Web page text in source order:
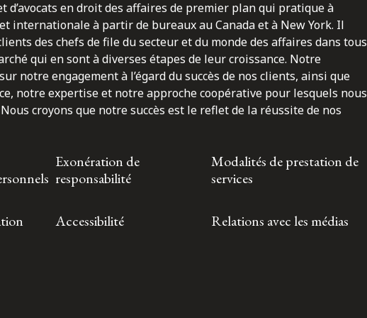
d’avocats en droit des affaires de premier plan qui pratique à
internationale à partir de bureaux au Canada et à New York. Il
des chefs de file du secteur et du monde des affaires dans tous
qui en sont à diverses étapes de leur croissance. Notre
notre engagement à l’égard du succès de nos clients, ainsi que
notre expertise et notre approche coopérative pour lesquels nous
croyons que notre succès est le reflet de la réussite de nos
Exonération de
responsabilité
Modalités de prestation de
services
Accessibilité Relations avec les médias